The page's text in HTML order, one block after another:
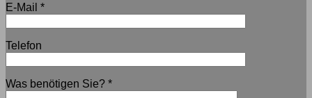
E-Mail *
Telefon
Was benötigen Sie? *